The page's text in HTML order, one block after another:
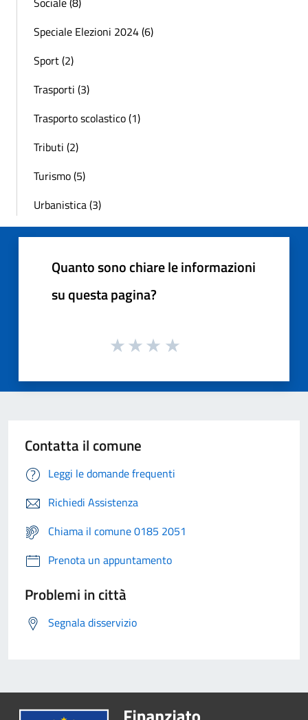
Speciale Elezioni 2024 (6)
Sport (2)
Trasporti (3)
Trasporto scolastico (1)
Tributi (2)
Turismo (5)
Urbanistica (3)
Quanto sono chiare le informazioni
su questa pagina?
Contatta il comune
Leggi le domande frequenti
Richiedi Assistenza
Chiama il comune 0185 2051
Prenota un appuntamento
Problemi in città
Segnala disservizio